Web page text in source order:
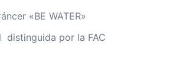
«BE WATER»
distinguida por la FAC